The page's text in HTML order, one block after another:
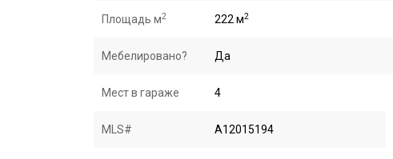
Площадь м2 222 м2
Мебелировано? Да
Мест в гараже 4
MLS# A12015194